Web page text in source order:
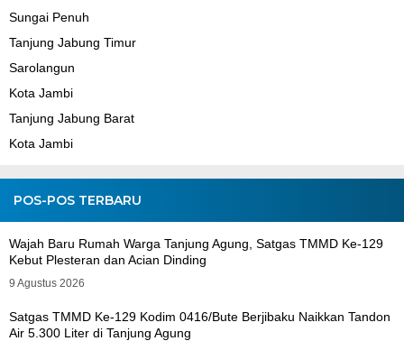
Sungai Penuh
Tanjung Jabung Timur
Sarolangun
Kota Jambi
Tanjung Jabung Barat
Kota Jambi
POS-POS TERBARU
Wajah Baru Rumah Warga Tanjung Agung, Satgas TMMD Ke-129
Kebut Plesteran dan Acian Dinding
9 Agustus 2026
Satgas TMMD Ke-129 Kodim 0416/Bute Berjibaku Naikkan Tandon
Air 5.300 Liter di Tanjung Agung